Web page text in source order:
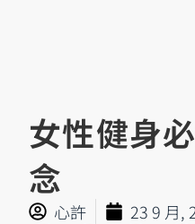
女性健身
念
心許 23 9 月,